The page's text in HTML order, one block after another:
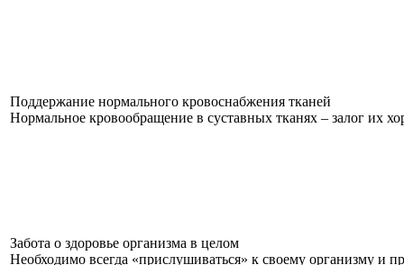
Поддержание нормального кровоснабжения тканей
Нормальное кровообращение в суставных тканях – залог их
Забота о здоровье организма в целом
Необходимо всегда «прислушиваться» к своему организму и